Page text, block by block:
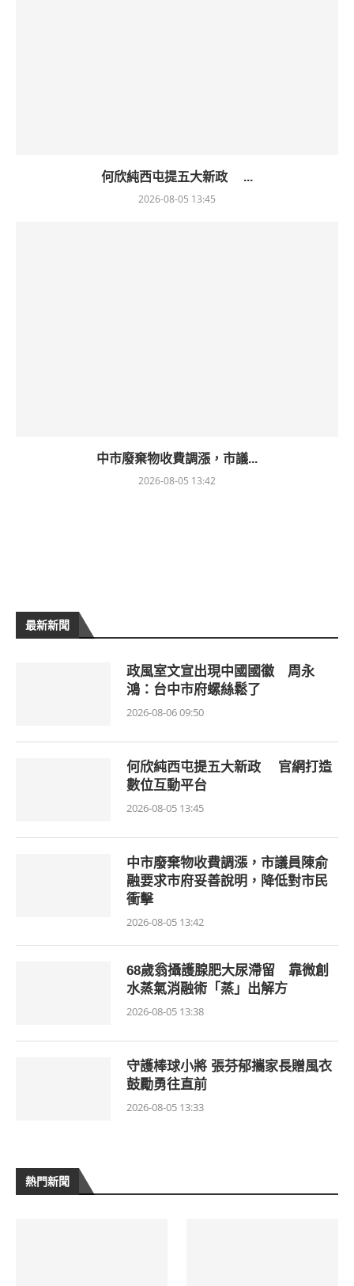
何欣純西屯提五大新政 ...
2026-08-05 13:45
中市廢棄物收費調漲，市議...
2026-08-05 13:42
最新新聞
政風室文宣出現中國國徽 周永
鴻：台中市府螺絲鬆了
2026-08-06 09:50
何欣純西屯提五大新政 官網打造
數位互動平台
2026-08-05 13:45
中市廢棄物收費調漲，市議員陳俞
融要求市府妥善說明，降低對市民
衝擊
2026-08-05 13:42
68歲翁攝護腺肥大尿滯留 靠微創
水蒸氣消融術「蒸」出解方
2026-08-05 13:38
守護棒球小將 張芬郁攜家長贈風衣
鼓勵勇往直前
2026-08-05 13:33
熱門新聞